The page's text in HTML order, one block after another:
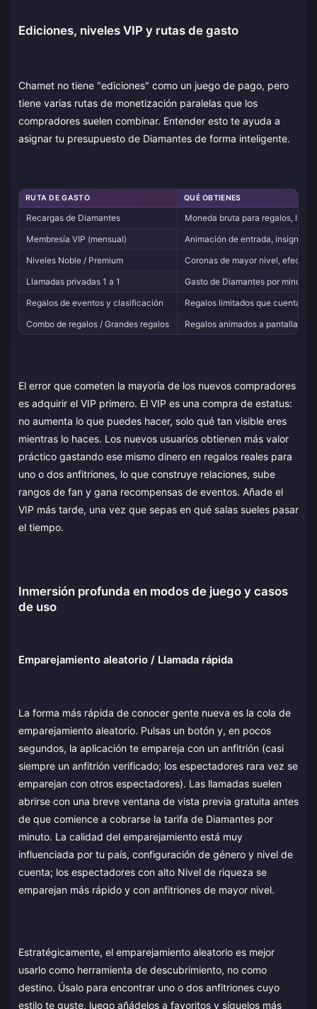
Ediciones, niveles VIP y rutas de gasto
Chamet no tiene "ediciones" como un juego de pago, pero
tiene varias rutas de monetización paralelas que los
compradores suelen combinar. Entender esto te ayuda a
asignar tu presupuesto de Diamantes de forma inteligente.
RUTA DE GASTO QUÉ OBTIENES
Recargas de Diamantes
Moneda bruta para regalos,
Membresía VIP (mensual)
Animación de entrada, insignia
Niveles Noble / Premium
Coronas de mayor nivel, efectos
Llamadas privadas 1 a 1
Gasto de Diamantes por minuto
Regalos de eventos y clasificación
Regalos limitados que cuentan
Combo de regalos / Grandes regalos
Regalos animados a pantalla
El error que cometen la mayoría de los nuevos compradores
es adquirir el VIP primero. El VIP es una compra de estatus:
no aumenta lo que puedes hacer, solo qué tan visible eres
mientras lo haces. Los nuevos usuarios obtienen más valor
práctico gastando ese mismo dinero en regalos reales para
uno o dos anfitriones, lo que construye relaciones, sube
rangos de fan y gana recompensas de eventos. Añade el
VIP más tarde, una vez que sepas en qué salas sueles pasar
el tiempo.
Inmersión profunda en modos de juego y casos
de uso
Emparejamiento aleatorio / Llamada rápida
La forma más rápida de conocer gente nueva es la cola de
emparejamiento aleatorio. Pulsas un botón y, en pocos
segundos, la aplicación te empareja con un anfitrión (casi
siempre un anfitrión verificado; los espectadores rara vez se
emparejan con otros espectadores). Las llamadas suelen
abrirse con una breve ventana de vista previa gratuita antes
de que comience a cobrarse la tarifa de Diamantes por
minuto. La calidad del emparejamiento está muy
influenciada por tu país, configuración de género y nivel de
cuenta; los espectadores con alto Nivel de riqueza se
emparejan más rápido y con anfitriones de mayor nivel.
Estratégicamente, el emparejamiento aleatorio es mejor
usarlo como herramienta de descubrimiento, no como
destino. Úsalo para encontrar uno o dos anfitriones cuyo
estilo te guste, luego añádelos a favoritos y síguelos más